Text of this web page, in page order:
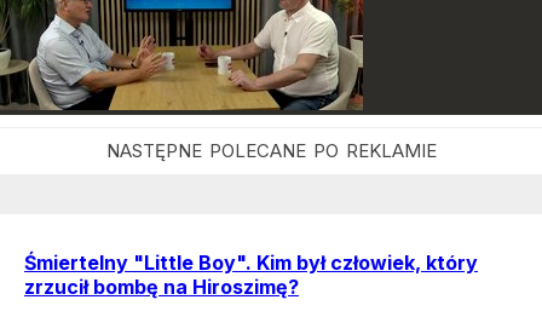
Śmiertelny "Little Boy". Kim był człowiek, który
zrzucił bombę na Hiroszimę?